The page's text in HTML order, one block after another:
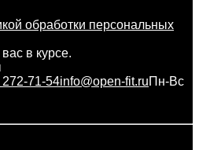
обработки персональных
в курсе.
71-54info@open-fit.ruПн-Вс